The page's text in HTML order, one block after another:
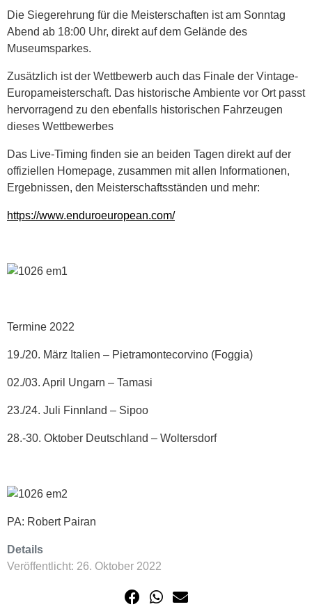
Die Siegerehrung für die Meisterschaften ist am Sonntag
Abend ab 18:00 Uhr, direkt auf dem Gelände des
Museumsparkes.
Zusätzlich ist der Wettbewerb auch das Finale der Vintage-
Europameisterschaft. Das historische Ambiente vor Ort passt
hervorragend zu den ebenfalls historischen Fahrzeugen
dieses Wettbewerbes
Das Live-Timing finden sie an beiden Tagen direkt auf der
offiziellen Homepage, zusammen mit allen Informationen,
Ergebnissen, den Meisterschaftsständen und mehr:
https://www.enduroeuropean.com/
Termine 2022
19./20. März Italien – Pietramontecorvino (Foggia)
02./03. April Ungarn – Tamasi
23./24. Juli Finnland – Sipoo
28.-30. Oktober Deutschland – Woltersdorf
PA: Robert Pairan
Details
Veröffentlicht: 26. Oktober 2022